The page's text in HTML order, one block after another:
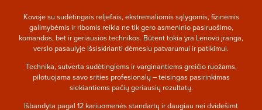
Kovoje su sudėtingais reljefais, ekstremaliomis sąlygomis, fizinėmis
galimybėmis ir ribomis reikia ne tik gero asmeninio pasiruošimo,
komandos, bet ir geriausios technikos. Būtent tokia yra Lenovo įranga,
verslo pasaulyje išsiskirianti dėmesiu patvarumui ir patikimui.
Technika, sutverta sudėtingiems ir varginantiems greičio ruožams,
pilotuojama savo srities profesionalų – teisingas pasirinkimas
siekiantiems pačių geriausių rezultatų.
Išbandyta pagal 12 kariuomenės standartų ir daugiau nei dvidešimt